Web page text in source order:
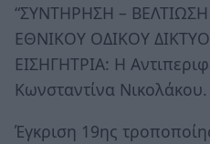
“ΣΥΝΤΗΡΗΣΗ –
ΕΘΝΙΚΟΥ ΟΔΙΚΟΥ
ΕΙΣΗΓΗΤΡΙΑ: Η
Κωνσταντίνα Νικολάκου.
Έγκριση 19ης